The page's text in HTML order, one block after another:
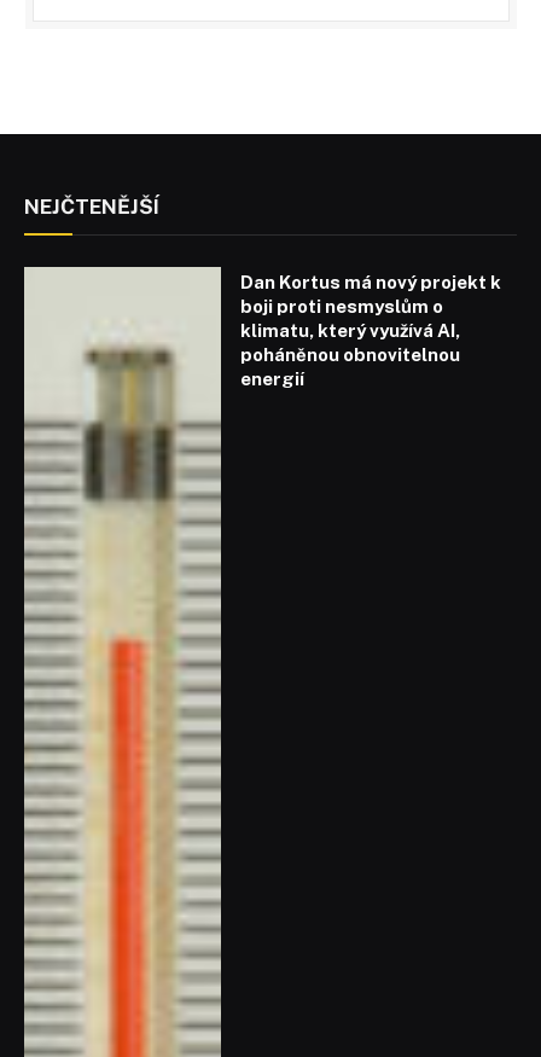
NEJČTENĚJŠÍ
Dan Kortus má nový projekt k
boji proti nesmyslům o
klimatu, který využívá AI,
poháněnou obnovitelnou
energií